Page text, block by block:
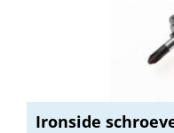
Ironside